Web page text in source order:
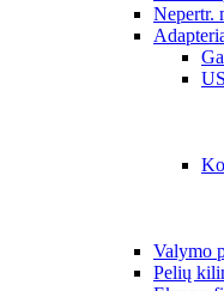
Nepertr.
Valymo
Pelių